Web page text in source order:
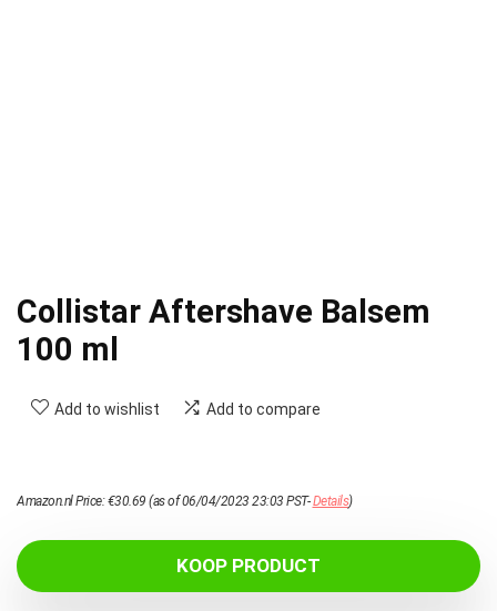
Collistar Aftershave Balsem
100 ml
Add to wishlist Add to compare
Amazon.nl Price:€30.69 (as of 06/04/2023 23:03 PST-Details)
KOOP PRODUCT